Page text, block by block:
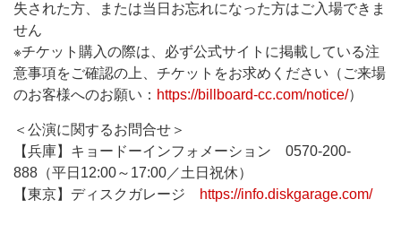
失された方、または当日お忘れになった方はご入場できま
せん
※チケット購入の際は、必ず公式サイトに掲載している注
意事項をご確認の上、チケットをお求めください（ご来場
のお客様へのお願い： https://billboard-cc.com/notice/）
＜公演に関するお問合せ＞
【兵庫】キョードーインフォメーション 0570-200-
888（平日12:00～17:00／土日祝休）
【東京】ディスクガレージ
https://info.diskgarage.com/